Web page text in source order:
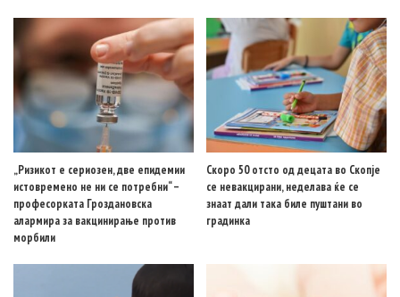
„Ризикот е сериозен, две епидемии
истовремено не ни се потребни“ –
професорката Гроздановска
алармира за вакцинирање против
морбили
Скоро 50 отсто од децата во Скопје
се невакцирани, неделава ќе се
знаат дали така биле пуштани во
градинка